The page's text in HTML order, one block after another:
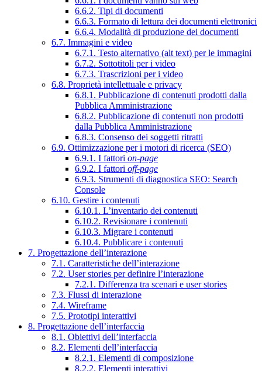
6.6.2. Tipi di documenti
6.6.3. Formato di lettura dei documenti elettronici
6.6.4. Modalità di produzione dei documenti
6.7. Immagini e video
6.7.1. Testo alternativo (alt text) per le immagini
6.7.2. Sottotitoli per i video
6.7.3. Trascrizioni per i video
6.8. Proprietà intellettuale e privacy
6.8.1. Pubblicazione di contenuti prodotti dalla
Pubblica Amministrazione
6.8.2. Pubblicazione di contenuti non prodotti
dalla Pubblica Amministrazione
6.8.3. Consenso dei soggetti ritratti
6.9. Ottimizzazione per i motori di ricerca (SEO)
6.9.1. I fattori on-page
6.9.2. I fattori off-page
6.9.3. Strumenti di diagnostica SEO: Search
Console
6.10. Gestire i contenuti
6.10.1. L’inventario dei contenuti
6.10.2. Revisionare i contenuti
6.10.3. Migrare i contenuti
6.10.4. Pubblicare i contenuti
7. Progettazione dell’interazione
7.1. Caratteristiche dell’interazione
7.2. User stories per definire l’interazione
7.2.1. Differenza tra scenari e user stories
7.3. Flussi di interazione
7.4. Wireframe
7.5. Prototipi interattivi
8. Progettazione dell’interfaccia
8.1. Obiettivi dell’interfaccia
8.2. Elementi dell’interfaccia
8.2.1. Elementi di composizione
8.2.2. Elementi interattivi